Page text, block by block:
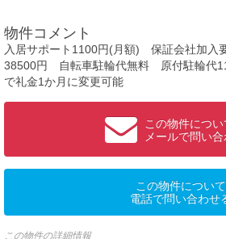
物件コメント
入居サポート1100円(月額) 保証会社加
38500円 自転車駐輪代無料 原付駐輪代
で礼金1か月に変更可能
この物件につい
メールで問い合
この物件について
電話で問い合わせ
この物件の詳細情報